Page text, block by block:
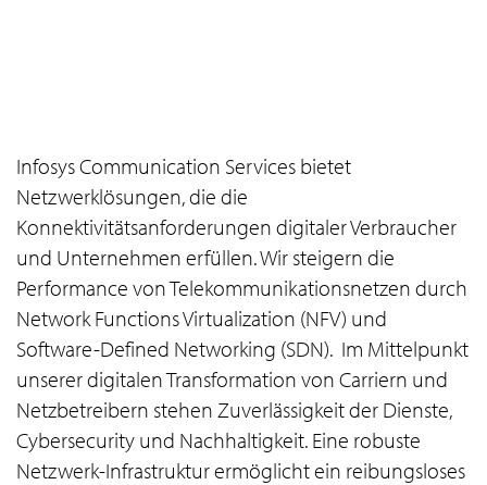
Infosys Communication Services bietet
Netzwerklösungen, die die
Konnektivitätsanforderungen digitaler Verbraucher
und Unternehmen erfüllen. Wir steigern die
Performance von Telekommunikationsnetzen durch
Network Functions Virtualization (NFV) und
Software-Defined Networking (SDN). Im Mittelpunkt
unserer digitalen Transformation von Carriern und
Netzbetreibern stehen Zuverlässigkeit der Dienste,
Cybersecurity und Nachhaltigkeit. Eine robuste
Netzwerk-Infrastruktur ermöglicht ein reibungsloses